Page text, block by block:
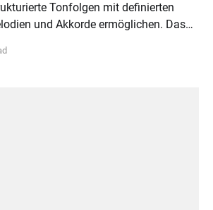
Tonfolgen mit definierten
und Akkorde ermöglichen. Das
Musizieren.